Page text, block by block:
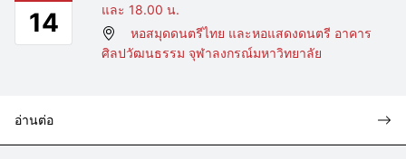
14
และ 18.00 น.
หอสมุดดนตรีไทย และหอแสดงดนตรี อาคาร
ศิลปวัฒนธรรม จุฬาลงกรณ์มหาวิทยาลัย
อ่านต่อ